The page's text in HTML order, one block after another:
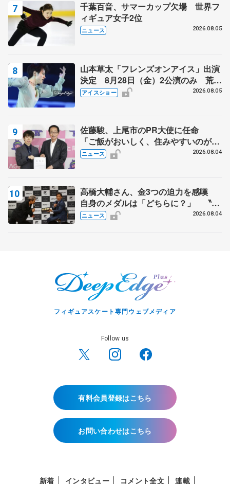
千葉百音、サマーカップ欠場 世界フ
ィギュア女子2位
ニュース 2026.08.05
山本草太「フレンズオンアイス」出演
決定 8月28日（金）2公演のみ 荒川
静香さんプロデュース、20周年のアイ
アイスショー 2026.08.05
佐藤駿、上尾市のPR大使に任命
「ご飯がおいしく、住みやすいのが魅
力」
ニュース 2026.08.04
高橋大輔さん、金3つの迫力を感嘆
自身のメダルは「どちらに？」 〝リ
ス兄弟〟オリンピック3連覇の野村忠
ニュース 2026.08.04
フィギュアスケート専門ウェブメディア
Follow us
有料会員登録はこちら
お問い合わせはこちら
新着 インタビュー コメント全文 連載